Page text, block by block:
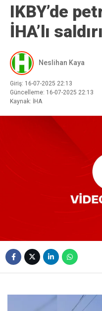
IKBY’de
İHA’lı saldırı
Neslihan Kaya
Giriş: 16-07-2025 22:13
Güncelleme: 16-07-2025 22:13
Kaynak: İHA